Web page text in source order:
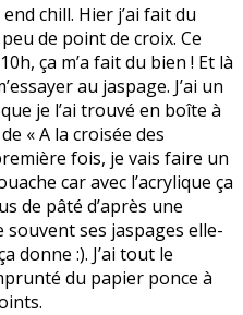
chill. Hier j’ai fait du
de point de croix. Ce
ça m’a fait du bien ! Et là
au jaspage. J’ai un
je l’ai trouvé en boîte à
« A la croisée des
fois, je vais faire un
car avec l’acrylique ça
de pâté d’après une
ses jaspages elle-
donne :). J’ai tout le
du papier ponce à